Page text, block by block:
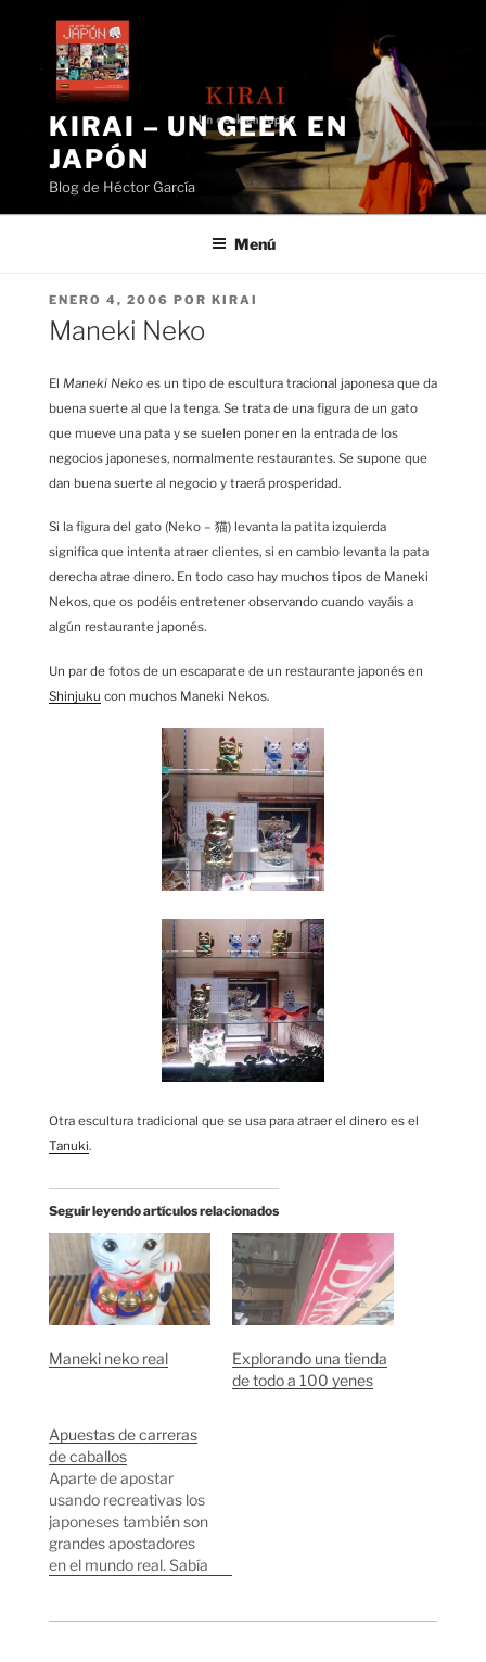
contenido
KIRAI – UN GEEK EN
JAPÓN
Blog de Héctor García
Menú
PUBLICADO
EL
ENERO 4, 2006 POR KIRAI
Maneki Neko
El Maneki Neko es un tipo de escultura tracional japonesa que da
buena suerte al que la tenga. Se trata de una figura de un gato
que mueve una pata y se suelen poner en la entrada de los
negocios japoneses, normalmente restaurantes. Se supone que
dan buena suerte al negocio y traerá prosperidad.
Si la figura del gato (Neko – 猫) levanta la patita izquierda
significa que intenta atraer clientes, si en cambio levanta la pata
derecha atrae dinero. En todo caso hay muchos tipos de Maneki
Nekos, que os podéis entretener observando cuando vayáis a
algún restaurante japonés.
Un par de fotos de un escaparate de un restaurante japonés en
Shinjuku con muchos Maneki Nekos.
Otra escultura tradicional que se usa para atraer el dinero es el
Tanuki.
Seguir leyendo artículos relacionados
Maneki neko real
Explorando una tienda
de todo a 100 yenes
Apuestas de carreras
de caballos
Aparte de apostar
usando recreativas los
japoneses también son
grandes apostadores
en el mundo real. Sabía